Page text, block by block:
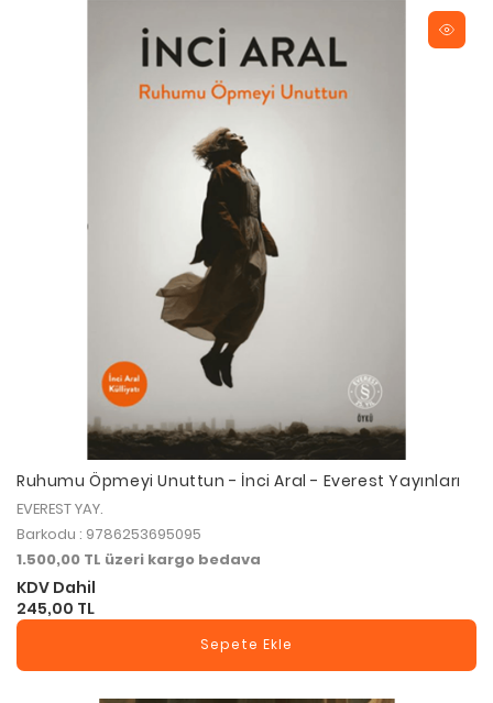
Ruhumu Öpmeyi Unuttun - İnci Aral - Everest Yayınları
EVEREST YAY.
Barkodu : 9786253695095
1.500,00 TL üzeri kargo bedava
KDV Dahil
245,00 TL
Sepete Ekle